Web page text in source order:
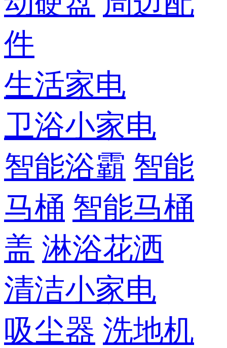
件
生活家电
卫浴小家电
智能浴霸 智能
马桶 智能马桶
盖 淋浴花洒
清洁小家电
吸尘器 洗地机